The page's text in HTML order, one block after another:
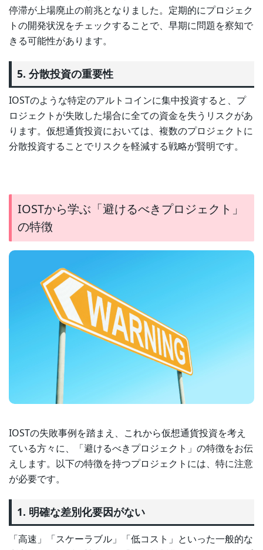
停滞が上場廃止の前兆となりました。定期的にプロジェク
トの開発状況をチェックすることで、早期に問題を察知で
きる可能性があります。
5. 分散投資の重要性
IOSTのような特定のアルトコインに集中投資すると、プ
ロジェクトが失敗した場合に全ての資金を失うリスクがあ
ります。仮想通貨投資においては、複数のプロジェクトに
分散投資することでリスクを軽減する戦略が賢明です。
IOSTから学ぶ「避けるべきプロジェクト」
の特徴
IOSTの失敗事例を踏まえ、これから仮想通貨投資を考え
ている方々に、「避けるべきプロジェクト」の特徴をお伝
えします。以下の特徴を持つプロジェクトには、特に注意
が必要です。
1. 明確な差別化要因がない
「高速」「スケーラブル」「低コスト」といった一般的な